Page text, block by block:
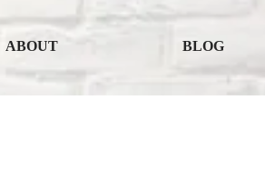
ABOUT BLOG